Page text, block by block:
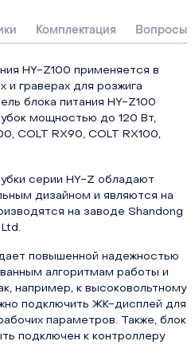
Комплектация Вопросы
HY-Z100 применяется в
и граверах для розжига
блока питания HY-Z100
мощностью до 120 Вт,
COLT RX90, COLT RX100,
серии HY-Z обладают
дизайном и являются на
на заводе Shandong
повышенной надежностью
алгоритмам работы и
например, к высоковольтному
подключить ЖК-дисплей для
параметров. Также, блок
подключен к контроллеру